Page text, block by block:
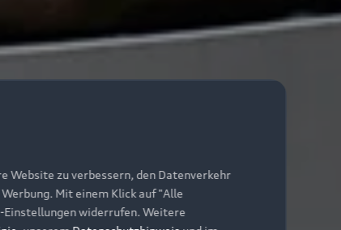
Website zu verbessern, den Datenverkehr
Mit einem Klick auf "Alle
Einstellungen widerrufen. Weitere